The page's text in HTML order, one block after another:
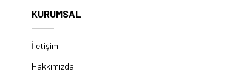
KURUMSAL
İletişim
Hakkımızda